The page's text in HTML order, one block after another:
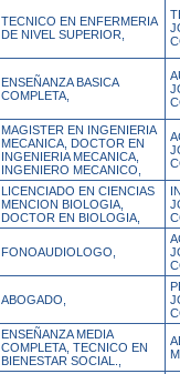
TECNICO EN ENFERMERIA
DE NIVEL SUPERIOR,
ENSEÑANZA BASICA
COMPLETA,
MAGISTER EN INGENIERIA
MECANICA, DOCTOR EN
INGENIERIA MECANICA,
INGENIERO MECANICO,
LICENCIADO EN CIENCIAS
MENCION BIOLOGIA,
DOCTOR EN BIOLOGIA,
FONOAUDIOLOGO,
ABOGADO,
ENSEÑANZA MEDIA
COMPLETA, TECNICO EN
BIENESTAR SOCIAL.,